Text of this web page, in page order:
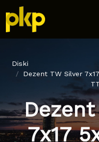
Diski
Dezent TW Silver
7x17